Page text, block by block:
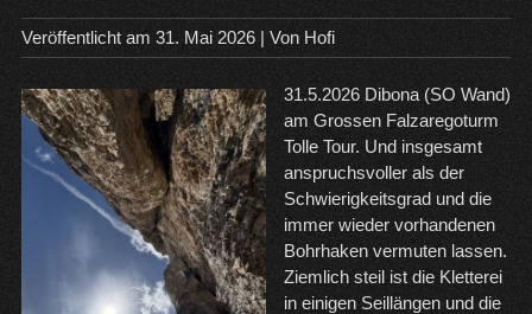
Veröffentlicht am 31. Mai 2026| Von Hofi
31.5.2026 Dibona (SO Wand)
am Grossen Falzaregoturm
Tolle Tour. Und insgesamt
anspruchsvoller als der
Schwierigkeitsgrad und die
immer wieder vorhandenen
Bohrhaken vermuten lassen.
Ziemlich steil ist die Kletterei
in einigen Seillängen und die